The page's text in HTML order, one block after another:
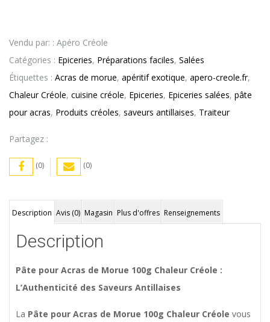
Morue
Chaleur
Créole
Vendu par: : Apéro Créole
Catégories : Epiceries, Préparations faciles, Salées
Étiquettes : Acras de morue, apéritif exotique, apero-creole.fr,
Chaleur Créole, cuisine créole, Epiceries, Epiceries salées, pâte
pour acras, Produits créoles, saveurs antillaises, Traiteur
Partagez :
(0) (0)
Description Avis (0) Magasin Plus d'offres Renseignements
Description
Pâte pour Acras de Morue 100g Chaleur Créole :
L’Authenticité des Saveurs Antillaises
La Pâte pour Acras de Morue 100g Chaleur Créole vous